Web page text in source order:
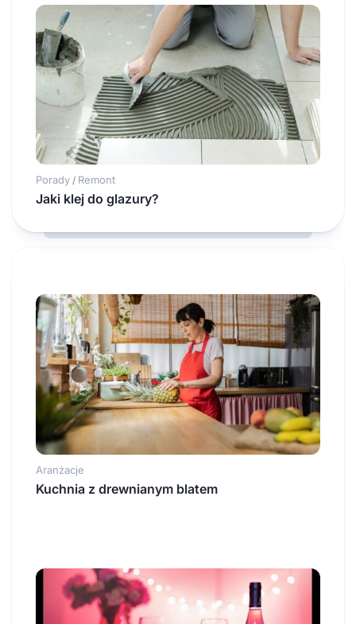
Porady / Remont
Jaki klej do glazury?
Aranżacje
Kuchnia z drewnianym blatem